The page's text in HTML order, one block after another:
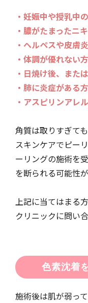
・妊娠中や授乳中
・膿がたまったニ
・ヘルペスや皮膚
・体調が優れない方
・日焼け後、また
・肺に炎症がある方
・アスピリンアレ
角質は取りすぎて
スキンケアでピー
ーリングの施術を
を断られる可能性が
上記に当てはまる
クリニックに問い
色素沈着
施術後は肌が弱っ